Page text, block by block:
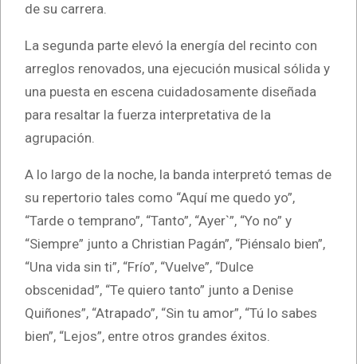
de su carrera.
La segunda parte elevó la energía del recinto con
arreglos renovados, una ejecución musical sólida y
una puesta en escena cuidadosamente diseñada
para resaltar la fuerza interpretativa de la
agrupación.
A lo largo de la noche, la banda interpretó temas de
su repertorio tales como “Aquí me quedo yo”,
“Tarde o temprano”, “Tanto”, “Ayer`”, “Yo no” y
“Siempre” junto a Christian Pagán”, “Piénsalo bien”,
“Una vida sin ti”, “Frío”, “Vuelve”, “Dulce
obscenidad”, “Te quiero tanto” junto a Denise
Quiñones”, “Atrapado”, “Sin tu amor”, “Tú lo sabes
bien”, “Lejos”, entre otros grandes éxitos.